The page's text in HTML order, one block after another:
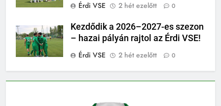
Érdi VSE
2 hét ezelőtt 0
Kezdődik a 2026–2027-es szezon
– hazai pályán rajtol az Érdi VSE!
Érdi VSE
2 hét ezelőtt 0